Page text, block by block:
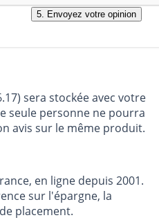
sera stockée avec votre
seule personne ne pourra
avis sur le même produit.
en ligne depuis 2001.
sur l'épargne, la
placement.